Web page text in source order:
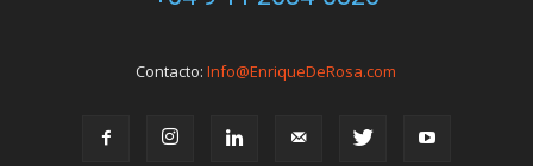
Contacto:Info@EnriqueDeRosa.com